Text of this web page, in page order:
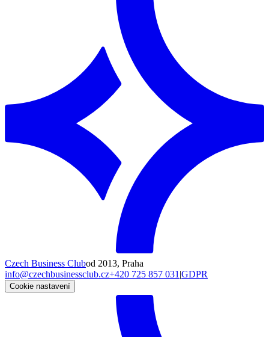
Czech Business Clubod 2013, Praha
info@czechbusinessclub.cz+420 725 857 031 |GDPR
Cookie nastavení